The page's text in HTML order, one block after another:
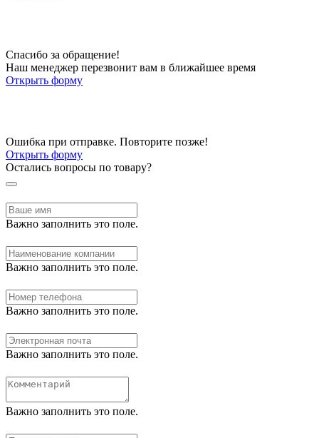
Спасибо за обращение!
Наш менеджер перезвонит вам в ближайшее время
Открыть форму
Ошибка при отправке. Повторите позже!
Открыть форму
Остались вопросы по товару?
Важно заполнить это поле.
Важно заполнить это поле.
Важно заполнить это поле.
Важно заполнить это поле.
Важно заполнить это поле.